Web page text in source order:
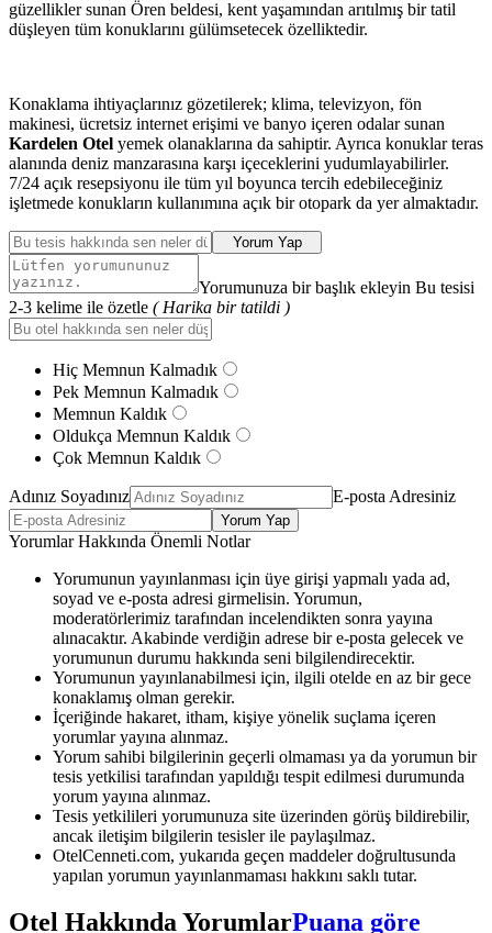
güzellikler sunan Ören beldesi, kent yaşamından arıtılmış bir tatil
düşleyen tüm konuklarını gülümsetecek özelliktedir.
Konaklama ihtiyaçlarınız gözetilerek; klima, televizyon, fön
makinesi, ücretsiz internet erişimi ve banyo içeren odalar sunan
Kardelen Otel yemek olanaklarına da sahiptir. Ayrıca konuklar teras
alanında deniz manzarasına karşı içeceklerini yudumlayabilirler.
7/24 açık resepsiyonu ile tüm yıl boyunca tercih edebileceğiniz
işletmede konukların kullanımına açık bir otopark da yer almaktadır.
Yorum Yap
Yorumunuza bir başlık ekleyin Bu tesisi
2-3 kelime ile özetle ( Harika bir tatildi )
Hiç Memnun Kalmadık
Pek Memnun Kalmadık
Memnun Kaldık
Oldukça Memnun Kaldık
Çok Memnun Kaldık
Adınız Soyadınız E-posta Adresiniz
Yorum Yap
Yorumlar Hakkında Önemli Notlar
Yorumunun yayınlanması için üye girişi yapmalı yada ad,
soyad ve e-posta adresi girmelisin. Yorumun,
moderatörlerimiz tarafından incelendikten sonra yayına
alınacaktır. Akabinde verdiğin adrese bir e-posta gelecek ve
yorumunun durumu hakkında seni bilgilendirecektir.
Yorumunun yayınlanabilmesi için, ilgili otelde en az bir gece
konaklamış olman gerekir.
İçeriğinde hakaret, itham, kişiye yönelik suçlama içeren
yorumlar yayına alınmaz.
Yorum sahibi bilgilerinin geçerli olmaması ya da yorumun bir
tesis yetkilisi tarafından yapıldığı tespit edilmesi durumunda
yorum yayına alınmaz.
Tesis yetkilileri yorumunuza site üzerinden görüş bildirebilir,
ancak iletişim bilgilerin tesisler ile paylaşılmaz.
OtelCenneti.com, yukarıda geçen maddeler doğrultusunda
yapılan yorumun yayınlanmaması hakkını saklı tutar.
Otel Hakkında YorumlarPuana göre